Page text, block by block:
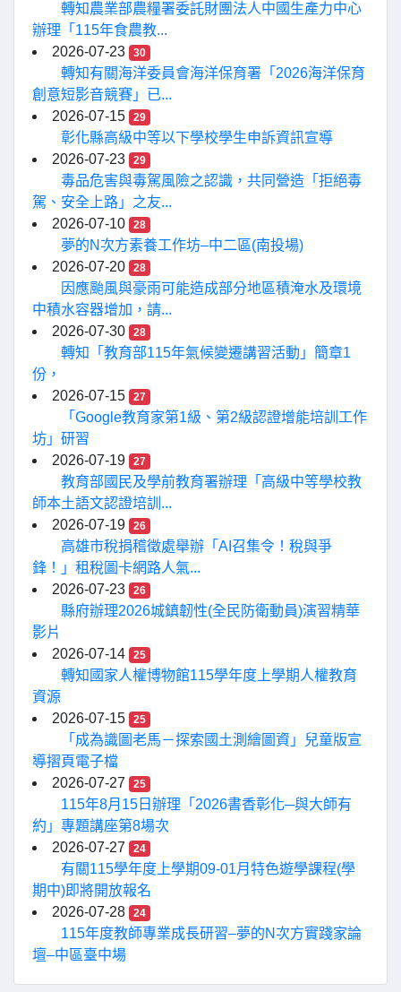
轉知農業部農糧署委託財團法人中國生產力中心
辦理「115年食農教...
2026-07-23
30
轉知有關海洋委員會海洋保育署「2026海洋保育
創意短影音競賽」已...
2026-07-15
29
彰化縣高級中等以下學校學生申訴資訊宣導
2026-07-23
29
毒品危害與毒駕風險之認識，共同營造「拒絕毒
駕、安全上路」之友...
2026-07-10
28
夢的N次方素養工作坊–中二區(南投場)
2026-07-20
28
因應颱風與豪雨可能造成部分地區積淹水及環境
中積水容器增加，請...
2026-07-30
28
轉知「教育部115年氣候變遷講習活動」簡章1
份，
2026-07-15
27
「Google教育家第1級、第2級認證增能培訓工作
坊」研習
2026-07-19
27
教育部國民及學前教育署辦理「高級中等學校教
師本土語文認證培訓...
2026-07-19
26
高雄市稅捐稽徵處舉辦「AI召集令！稅與爭
鋒！」租稅圖卡網路人氣...
2026-07-23
26
縣府辦理2026城鎮韌性(全民防衛動員)演習精華
影片
2026-07-14
25
轉知國家人權博物館115學年度上學期人權教育
資源
2026-07-15
25
「成為識圖老馬－探索國土測繪圖資」兒童版宣
導摺頁電子檔
2026-07-27
25
115年8月15日辦理「2026書香彰化─與大師有
約」專題講座第8場次
2026-07-27
24
有關115學年度上學期09-01月特色遊學課程(學
期中)即將開放報名
2026-07-28
24
115年度教師專業成長研習–夢的N次方實踐家論
壇–中區臺中場